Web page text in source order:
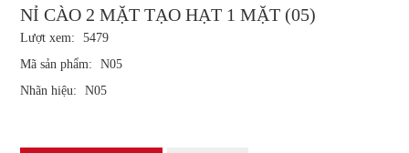
NỈ CÀO 2 MẶT TẠO HẠT 1 MẶT (05)
Lượt xem:
5479
Mã sản phẩm:
N05
Nhãn hiệu:
N05